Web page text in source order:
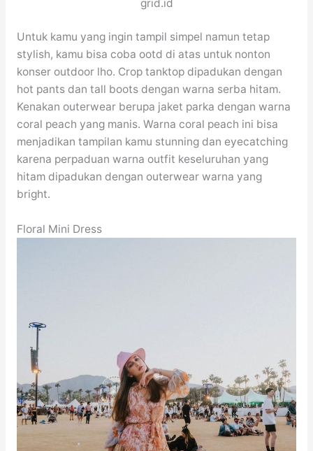
grid.id
Untuk kamu yang ingin tampil simpel namun tetap
stylish, kamu bisa coba ootd di atas untuk nonton
konser outdoor lho. Crop tanktop dipadukan dengan
hot pants dan tall boots dengan warna serba hitam.
Kenakan outerwear berupa jaket parka dengan warna
coral peach yang manis. Warna coral peach ini bisa
menjadikan tampilan kamu stunning dan eyecatching
karena perpaduan warna outfit keseluruhan yang
hitam dipadukan dengan outerwear warna yang
bright.
Floral Mini Dress